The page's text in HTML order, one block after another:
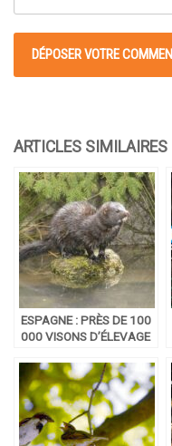
ESPAGNE : PRÈS DE 100
000 VISONS D’ÉLEVAGE
CORONAVIRUS VONT
ÊTRE ABATTUS